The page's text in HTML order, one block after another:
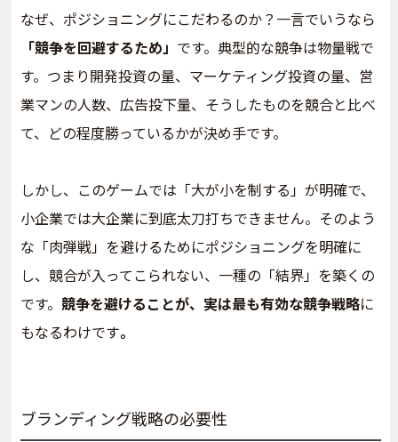
なぜ、ポジショニングにこだわるのか？一言でいうなら
「競争を回避するため」 です。典型的な競争は物量戦で
す。つまり開発投資の量、マーケティング投資の量、営
業マンの人数、広告投下量、そうしたものを競合と比べ
て、どの程度勝っているかが決め手です。
しかし、このゲームでは「大が小を制する」が明確で、
小企業では大企業に到底太刀打ちできません。そのよう
な「肉弾戦」を避けるためにポジショニングを明確に
し、競合が入ってこられない、一種の「結界」を築くの
です。競争を避けることが、実は最も有効な競争戦略に
もなるわけです。
ブランディング戦略の必要性